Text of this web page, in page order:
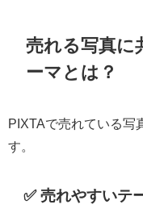
売れる写真に
ーマとは？
PIXTAで売れている写
す。
✅ 売れやすいテ